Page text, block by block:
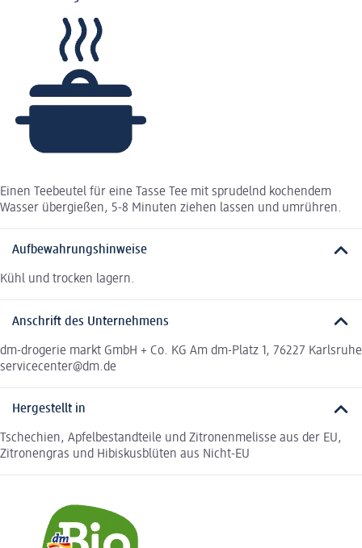
Einen Teebeutel für eine Tasse Tee mit sprudelnd kochendem
Wasser übergießen, 5-8 Minuten ziehen lassen und umrühren.
Aufbewahrungshinweise
Kühl und trocken lagern.
Anschrift des Unternehmens
dm-drogerie markt GmbH + Co. KG Am dm-Platz 1, 76227 Karlsruhe
servicecenter@dm.de
Hergestellt in
Tschechien, Apfelbestandteile und Zitronenmelisse aus der EU,
Zitronengras und Hibiskusblüten aus Nicht-EU